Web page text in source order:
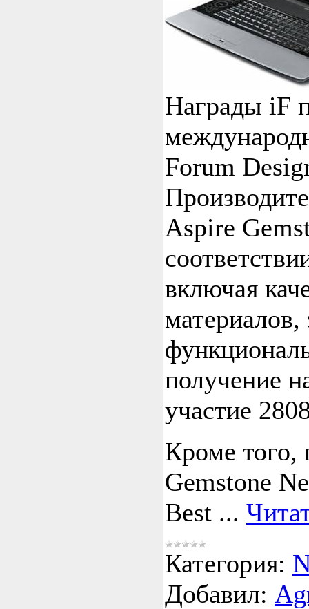
Награды iF
Forum
Aspire
включая
материалов,
получение
участие
Кроме того,
Gemstone
Best ...
Категория:
Добавил: